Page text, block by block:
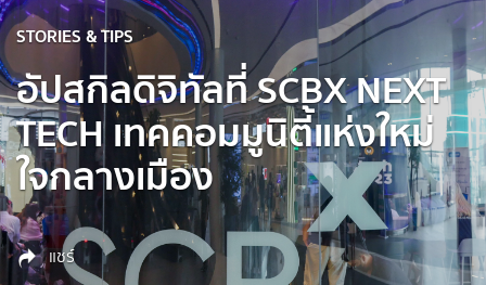
STORIES & TIPS
อัปสกิลดิจิทัลที่ SCBX NEXT
TECH เทคคอมมูนิตี้แห่งใหม่
ใจกลางเมือง
แชร์